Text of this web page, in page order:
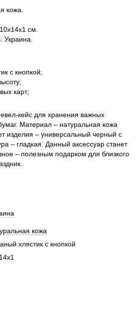
кожа.
см.
Украина.
с кнопкой;
карт;
кейс для хранения важных
Материал – натуральная кожа
изделия – универсальный черный с
– гладкая. Данный аксессуар станет
– полезным подарком для близкого
кожа
хлястик с кнопкой